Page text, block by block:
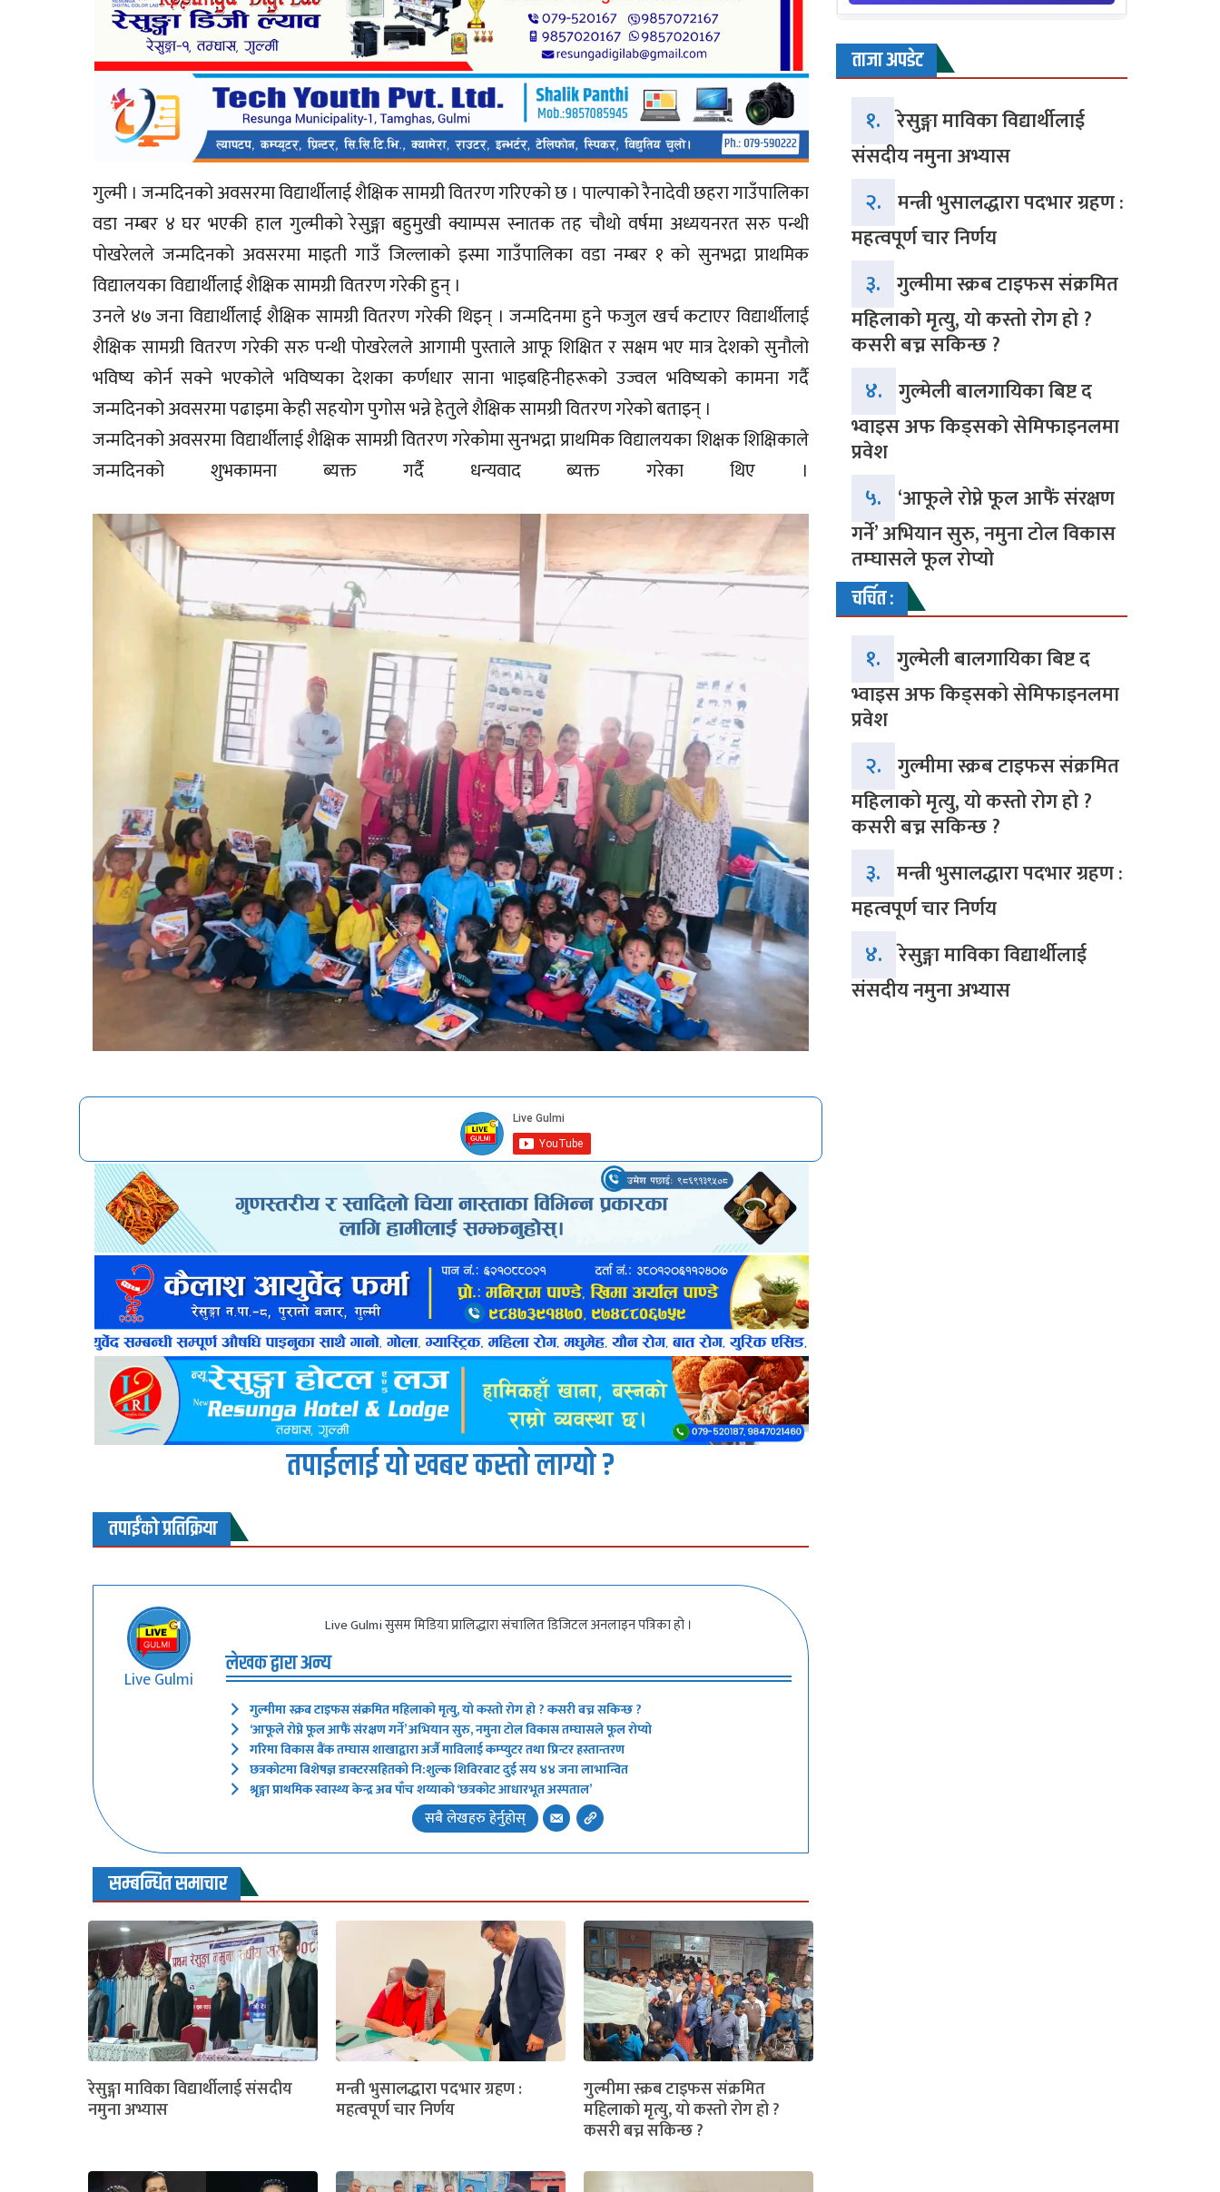
गुल्मी । जन्मदिनको अवसरमा विद्यार्थीलाई शैक्षिक सामग्री वितरण गरिएको छ । पाल्पाको रैनादेवी छहरा गाउँपालिका
वडा नम्बर ४ घर भएकी हाल गुल्मीकाे रेसुङ्गा बहुमुखी क्याम्पस स्नातक तह चौथो वर्षमा अध्ययनरत सरु पन्थी
पाेखरेलले जन्मदिनको अवसरमा माइती गाउँ जिल्लाकाे इस्मा गाउँपालिका वडा नम्बर १ काे सुनभद्रा प्राथमिक
विद्यालयका विद्यार्थीलाई शैक्षिक सामग्री वितरण गरेकी हुन् ।
उनले ४७ जना विद्यार्थीलाई शैक्षिक सामग्री वितरण गरेकी थिइन् । जन्मदिनमा हुने फजुल खर्च कटाएर विद्यार्थीलाई
शैक्षिक सामग्री वितरण गरेकी सरु पन्थी पाेखरेलले आगामी पुस्ताले आफू शिक्षित र सक्षम भए मात्र देशको सुनौलो
भविष्य कोर्न सक्ने भएकोले भविष्यका देशका कर्णधार साना भाइबहिनीहरूको उज्वल भविष्यकाे कामना गर्दै
जन्मदिनको अवसरमा पढाइमा केही सहयोग पुगोस भन्ने हेतुले शैक्षिक सामग्री वितरण गरेको बताइन् ।
जन्मदिनको अवसरमा विद्यार्थीलाई शैक्षिक सामग्री वितरण गरेकोमा सुनभद्रा प्राथमिक विद्यालयका शिक्षक शिक्षिकाले
जन्मदिनको शुभकामना ब्यक्त गर्दै धन्यवाद ब्यक्त गरेका थिए ।
तपाईलाई यो खबर कस्तो लाग्यो ?
तपाईंको प्रतिक्रिया
Live Gulmi
Live Gulmi सुसम मिडिया प्रालिद्धारा संचालित डिजिटल अनलाइन पत्रिका हो ।
लेखक द्वारा अन्य
गुल्मीमा स्क्रब टाइफस संक्रमित महिलाको मृत्यु, यो कस्तो रोग हो ? कसरी बच्न सकिन्छ ?
‘आफूले रोप्ने फूल आफैं संरक्षण गर्ने’ अभियान सुरु, नमुना टोल विकास तम्घासले फूल रोप्यो
गरिमा विकास बैंक तम्घास शाखाद्वारा अर्जै माविलाई कम्प्युटर तथा प्रिन्टर हस्तान्तरण
छत्रकोटमा बिशेषज्ञ डाक्टरसहितको नि:शुल्क शिविरबाट दुई सय ४४ जना लाभान्वित
श्रृङ्गा प्राथमिक स्वास्थ्य केन्द्र अब पाँच शय्याको ‘छत्रकोट आधारभूत अस्पताल’
सबै लेखहरु हेर्नुहोस्
सम्बन्धित समाचार
रेसुङ्गा माविका विद्यार्थीलाई संसदीय
नमुना अभ्यास
मन्त्री भुसालद्धारा पदभार ग्रहण :
महत्वपूर्ण चार निर्णय
गुल्मीमा स्क्रब टाइफस संक्रमित
महिलाको मृत्यु, यो कस्तो रोग हो ?
कसरी बच्न सकिन्छ ?
ताजा अपडेट
१. रेसुङ्गा माविका विद्यार्थीलाई
संसदीय नमुना अभ्यास
२. मन्त्री भुसालद्धारा पदभार ग्रहण :
महत्वपूर्ण चार निर्णय
३. गुल्मीमा स्क्रब टाइफस संक्रमित
महिलाको मृत्यु, यो कस्तो रोग हो ?
कसरी बच्न सकिन्छ ?
४. गुल्मेली बालगायिका बिष्ट द
भ्वाइस अफ किड्सको सेमिफाइनलमा
प्रवेश
५. ‘आफूले रोप्ने फूल आफैं संरक्षण
गर्ने’ अभियान सुरु, नमुना टोल विकास
तम्घासले फूल रोप्यो
चर्चित :
१. गुल्मेली बालगायिका बिष्ट द
भ्वाइस अफ किड्सको सेमिफाइनलमा
प्रवेश
२. गुल्मीमा स्क्रब टाइफस संक्रमित
महिलाको मृत्यु, यो कस्तो रोग हो ?
कसरी बच्न सकिन्छ ?
३. मन्त्री भुसालद्धारा पदभार ग्रहण :
महत्वपूर्ण चार निर्णय
४. रेसुङ्गा माविका विद्यार्थीलाई
संसदीय नमुना अभ्यास